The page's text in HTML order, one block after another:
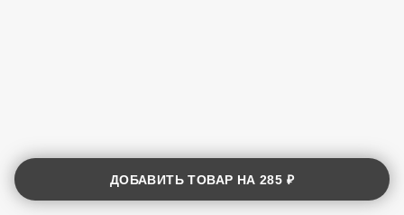
ДОБАВИТЬ ТОВАР НА285 ₽